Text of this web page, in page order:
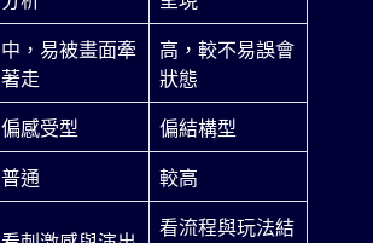
中，易被畫面牽
著走
高，較不易誤會
狀態
偏感受型 偏結構型
普通 較高
看流程與玩法結